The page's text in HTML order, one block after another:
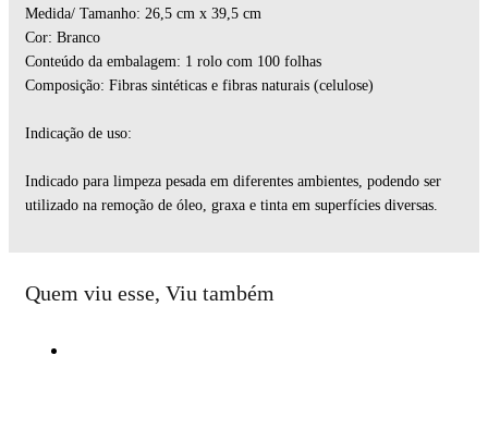
Medida/ Tamanho: 26,5 cm x 39,5 cm
Cor: Branco
Conteúdo da embalagem: 1 rolo com 100 folhas
Composição: Fibras sintéticas e fibras naturais (celulose)
Indicação de uso:
Indicado para limpeza pesada em diferentes ambientes, podendo ser
utilizado na remoção de óleo, graxa e tinta em superfícies diversas.
Quem viu esse, Viu também